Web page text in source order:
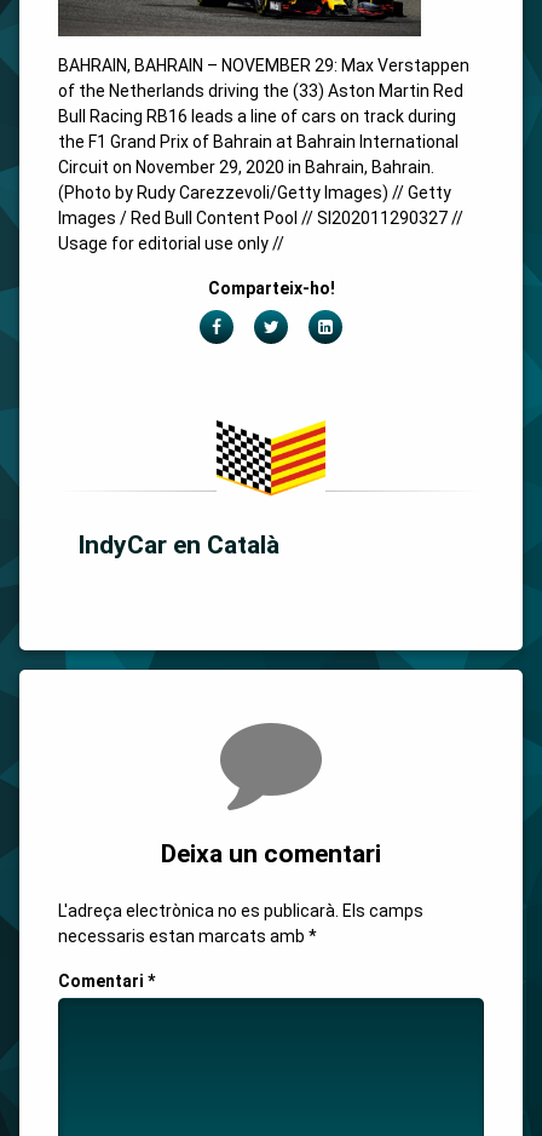
BAHRAIN, BAHRAIN – NOVEMBER 29: Max Verstappen
of the Netherlands driving the (33) Aston Martin Red
Bull Racing RB16 leads a line of cars on track during
the F1 Grand Prix of Bahrain at Bahrain International
Circuit on November 29, 2020 in Bahrain, Bahrain.
(Photo by Rudy Carezzevoli/Getty Images) // Getty
Images / Red Bull Content Pool // SI202011290327 //
Usage for editorial use only //
Comparteix-ho!
FacebookTwitterLinkedIn
IndyCar en Català
Deixa un comentari
L'adreça electrònica no es publicarà. Els camps
necessaris estan marcats amb *
Comentari *